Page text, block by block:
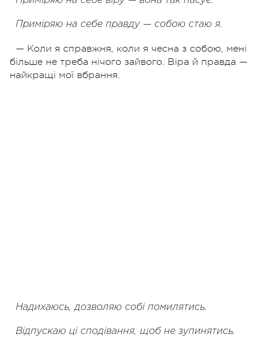
Приміряю на себе правду — собою стаю я.
— Коли я справжня, коли я чесна з собою, мені
більше не треба нічого зайвого. Віра й правда —
найкращі мої вбрання.
Надихаюсь, дозволяю собі помилятись.
Відпускаю ці сподівання, щоб не зупинятись.